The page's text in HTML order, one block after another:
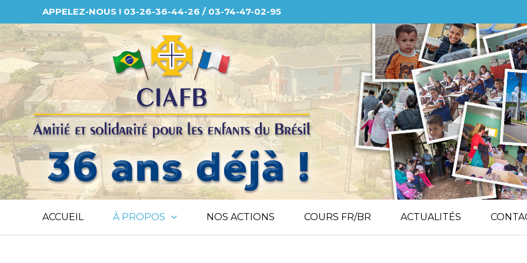
au
contenu
APPELEZ-NOUS ! 03-26-36-44-26 / 03-74-47-02-95
ACCUEIL À PROPOS NOS ACTIONS COURS FR/BR ACTUALITÉS